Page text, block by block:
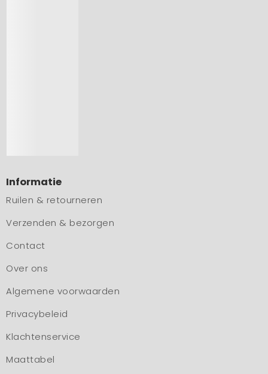
Informatie
Ruilen & retourneren
Verzenden & bezorgen
Contact
Over ons
Algemene voorwaarden
Privacybeleid
Klachtenservice
Maattabel